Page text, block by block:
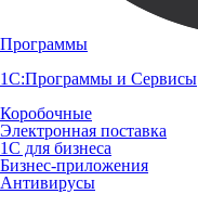
Программы
1С:Программы и Сервисы
Коробочные
Электронная поставка
1С для бизнеса
Бизнес-приложения
Антивирусы